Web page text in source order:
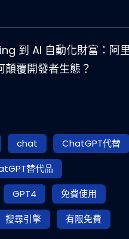
到 AI 自動化財富：阿
覆開發者生態？
chat
ChatGPT代替
替代品
GPT4
免費使用
搜尋引擎
有限免費